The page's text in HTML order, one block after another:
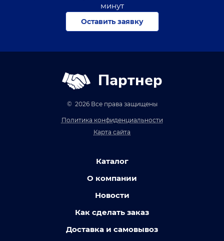
минут
Оставить заявку
Партнер
© 2026 Все права защищены
Политика конфиденциальности
Карта сайта
Каталог
О компании
Новости
Как сделать заказ
Доставка и самовывоз